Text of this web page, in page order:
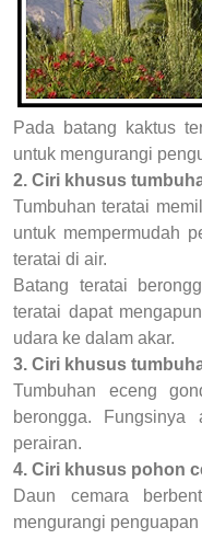
Pada batang kaktus
untuk mengurangi
2. Ciri khusus
Tumbuhan teratai
untuk mempermudah
teratai di air.
Batang teratai
teratai dapat
udara ke dalam akar.
3. Ciri khusus
Tumbuhan eceng
berongga.
perairan.
4. Ciri khusus pohon
Daun cemara
mengurangi penguapan